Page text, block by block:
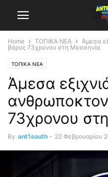
Home ΤΟΠΙΚΑ ΝΕΑ
Άμεσα
βάρος 73χρονου στη Μεσσηνία
ΤΟΠΙΚΑ ΝΕΑ
Άμεσα
73χρονου
By ant1south - 22 Φεβρουαρίου